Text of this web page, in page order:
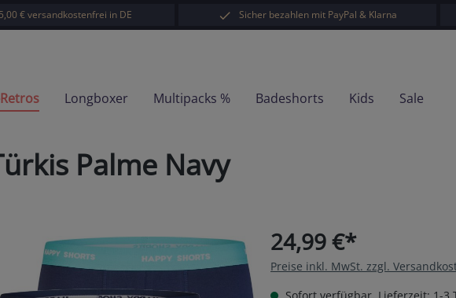
€ versandkostenfrei in DE Sicher bezahlen mit PayPal & Klarna
Longboxer Multipacks % Badeshorts Kids Sale
Palme Navy
24,99 €*
Preise inkl. MwSt. zzgl.